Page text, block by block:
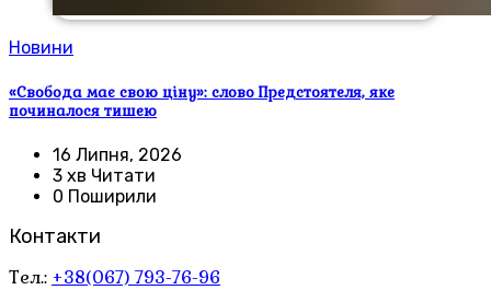
Новини
«Свобода має свою ціну»: слово Предстоятеля, яке
починалося тишею
16 Липня, 2026
3 хв Читати
0 Поширили
Контакти
Тел.: +38(067) 793-76-96